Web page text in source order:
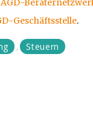
AGD-
Geschäftsstelle.
, Steuern